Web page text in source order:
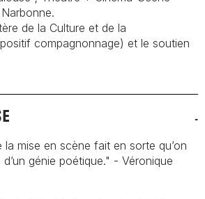
de la Culture et de la
compagnonnage) et le soutien
mise en scène fait en sorte qu’on
génie poétique." - Véronique